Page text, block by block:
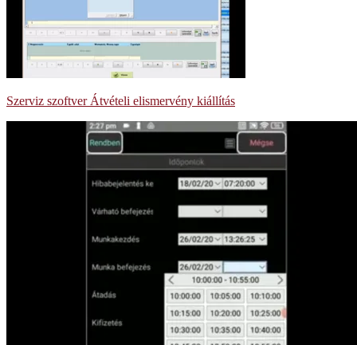
Szerviz szoftver Átvételi elismervény kiállítás